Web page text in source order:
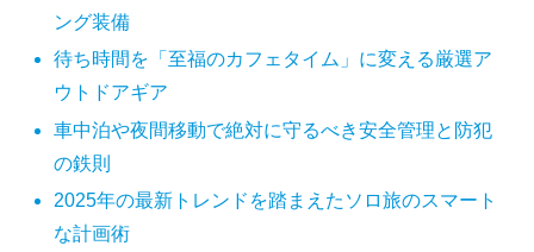
ング装備
待ち時間を「至福のカフェタイム」に変える厳選ア
ウトドアギア
車中泊や夜間移動で絶対に守るべき安全管理と防犯
の鉄則
2025年の最新トレンドを踏まえたソロ旅のスマート
な計画術